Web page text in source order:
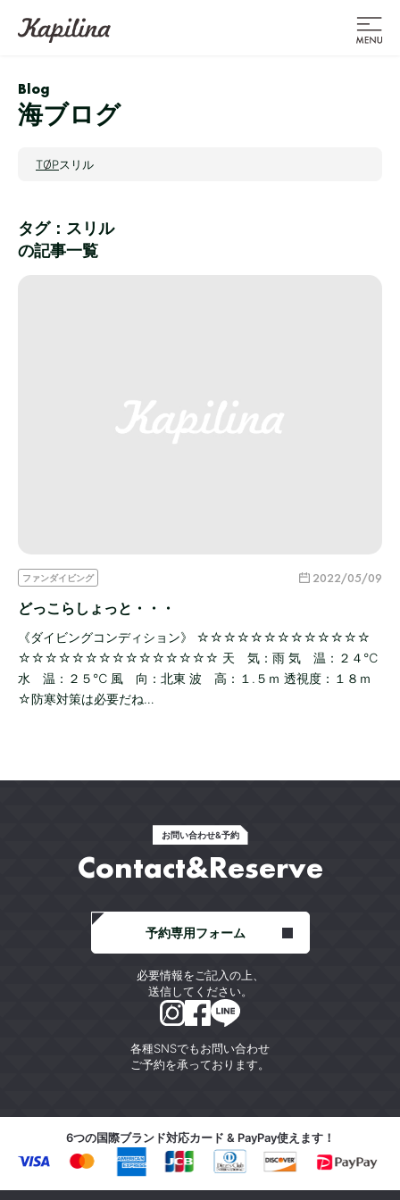
Blog
海ブログ
TOPスリル
タグ：スリル
の記事一覧
ファンダイビング 2022/05/09
どっこらしょっと・・・
《ダイビングコンディション》 ☆☆☆☆☆☆☆☆☆☆☆☆☆
☆☆☆☆☆☆☆☆☆☆☆☆☆☆☆ 天 気：雨 気 温：２４℃
水 温：２５℃ 風 向：北東 波 高：１.５ｍ 透視度：１８ｍ
☆防寒対策は必要だね…
お問い合わせ&予約
Contact&Reserve
各種SNSでもお問い合わせ
ご予約を承っております。
予約専用フォーム
必要情報をご記入の上、
送信してください。
6つの国際ブランド対応カード & PayPay使えます！